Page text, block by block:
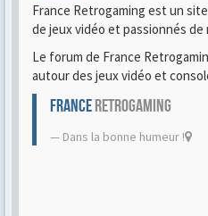
France Retrogaming est un
de jeux vidéo et passionnés de
Le forum de France
autour des jeux vidéo et
FRANCERETROGAMING
Dans la bonne humeur !